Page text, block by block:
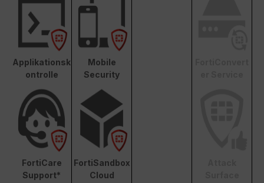
Applikationsk
ontrolle
Mobile
Security
FortiCare
Support*
FortiSandbox
Cloud